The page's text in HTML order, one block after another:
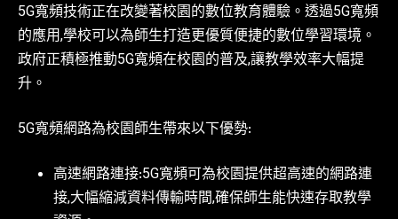
5G寬頻技術正在改變著校園的數位教育體驗。透過5G寬頻
的應用,學校可以為師生打造更優質便捷的數位學習環境。
政府正積極推動5G寬頻在校園的普及,讓教學效率大幅提
升。
5G寬頻網路為校園師生帶來以下優勢:
高速網路連接:5G寬頻可為校園提供超高速的網路連
接,大幅縮減資料傳輸時間,確保師生能快速存取教學